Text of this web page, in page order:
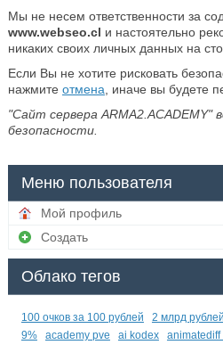
Мы не несем ответственности за
www.webseo.cl и настоятельно
никаких своих личных данных на
Если Вы не хотите рисковать
нажмите отмена , иначе вы будете
"Сайт сервера ARMA2.ACADEMY"
безопасности.
Меню пользователя
Мой профиль
Создать
Облако тегов
100 очков за 100 рублей 2 млрд рублей
9%
academy pve ai kodex animatediff